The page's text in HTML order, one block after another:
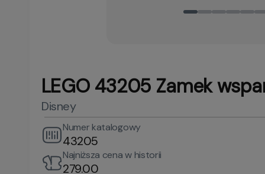
LEGO 43205 Zamek
Disney
Numer katalogowy
43205
Najniższa cena w historii
279.00